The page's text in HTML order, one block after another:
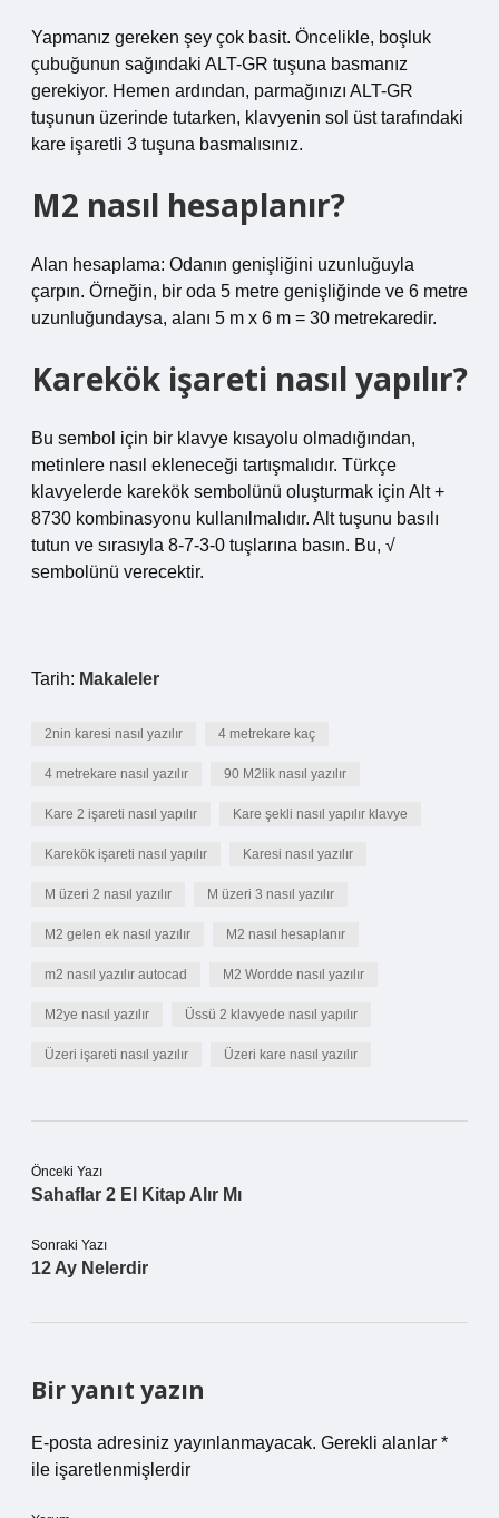
Yapmanız gereken şey çok basit. Öncelikle, boşluk
çubuğunun sağındaki ALT-GR tuşuna basmanız
gerekiyor. Hemen ardından, parmağınızı ALT-GR
tuşunun üzerinde tutarken, klavyenin sol üst tarafındaki
kare işaretli 3 tuşuna basmalısınız.
M2 nasıl hesaplanır?
Alan hesaplama: Odanın genişliğini uzunluğuyla
çarpın. Örneğin, bir oda 5 metre genişliğinde ve 6 metre
uzunluğundaysa, alanı 5 m x 6 m = 30 metrekaredir.
Karekök işareti nasıl yapılır?
Bu sembol için bir klavye kısayolu olmadığından,
metinlere nasıl ekleneceği tartışmalıdır. Türkçe
klavyelerde karekök sembolünü oluşturmak için Alt +
8730 kombinasyonu kullanılmalıdır. Alt tuşunu basılı
tutun ve sırasıyla 8-7-3-0 tuşlarına basın. Bu, √
sembolünü verecektir.
Tarih: Makaleler
2nin karesi nasıl yazılır 4 metrekare kaç
4 metrekare nasıl yazılır 90 M2lik nasıl yazılır
Kare 2 işareti nasıl yapılır Kare şekli nasıl yapılır klavye
Karekök işareti nasıl yapılır Karesi nasıl yazılır
M üzeri 2 nasıl yazılır M üzeri 3 nasıl yazılır
M2 gelen ek nasıl yazılır M2 nasıl hesaplanır
m2 nasıl yazılır autocad M2 Wordde nasıl yazılır
M2ye nasıl yazılır Üssü 2 klavyede nasıl yapılır
Üzeri işareti nasıl yazılır Üzeri kare nasıl yazılır
Önceki Yazı
Sahaflar 2 El Kitap Alır Mı
Sonraki Yazı
12 Ay Nelerdir
Bir yanıt yazın
E-posta adresiniz yayınlanmayacak. Gerekli alanlar *
ile işaretlenmişlerdir